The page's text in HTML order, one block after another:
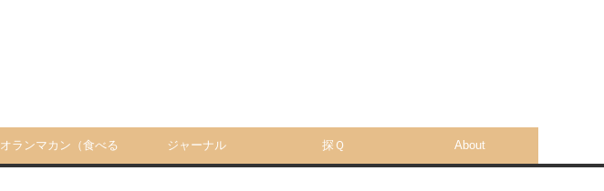
オランマカン（食べる ジャーナル 探Ｑ About